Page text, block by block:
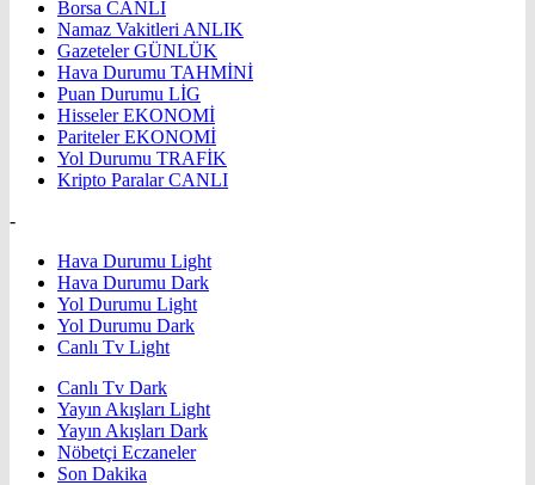
Borsa CANLI
Namaz Vakitleri ANLIK
GazetelerGÜNLÜK
Hava Durumu TAHMİNİ
Puan Durumu LİG
HisselerEKONOMİ
ParitelerEKONOMİ
Yol Durumu TRAFİK
Kripto ParalarCANLI
-
Hava Durumu Light
Hava Durumu Dark
Yol Durumu Light
Yol Durumu Dark
Canlı Tv Light
Canlı Tv Dark
Yayın Akışları Light
Yayın Akışları Dark
Nöbetçi Eczaneler
Son Dakika